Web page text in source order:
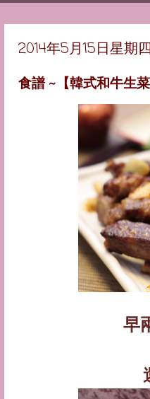
2014年5月15日星期四
食譜 ~【韓式和牛生菜
早